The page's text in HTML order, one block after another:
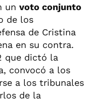
un voto conjunto
de los
de Cristina
en su contra.
que dictó la
convocó a los
a los tribunales
de la